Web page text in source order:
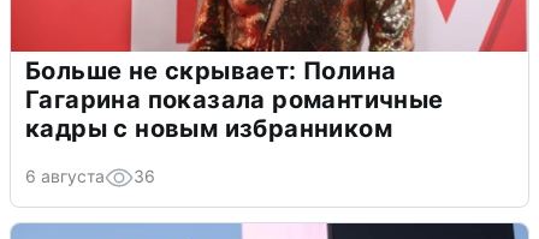
Больше не скрывает: Полина
Гагарина показала романтичные
кадры с новым избранником
6 августа 36